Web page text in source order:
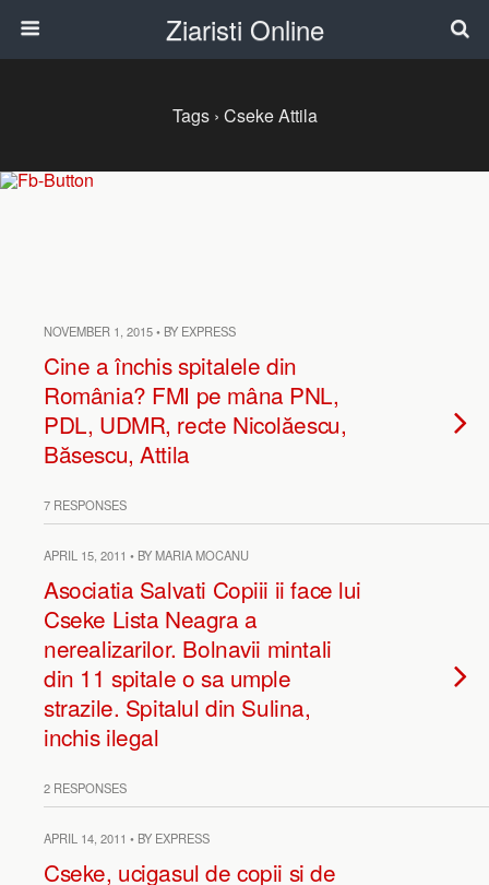
Ziaristi Online
Tags › Cseke Attila
NOVEMBER 1, 2015 • BY EXPRESS
Cine a închis spitalele din
România? FMI pe mâna PNL,
PDL, UDMR, recte Nicolăescu,
Băsescu, Attila
7 RESPONSES
APRIL 15, 2011 • BY MARIA MOCANU
Asociatia Salvati Copiii ii face lui
Cseke Lista Neagra a
nerealizarilor. Bolnavii mintali
din 11 spitale o sa umple
strazile. Spitalul din Sulina,
inchis ilegal
2 RESPONSES
APRIL 14, 2011 • BY EXPRESS
Cseke, ucigasul de copii si de